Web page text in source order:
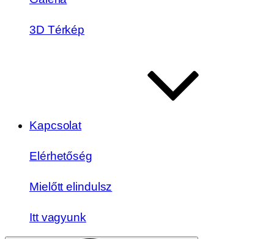
3D Térkép
Kapcsolat
Elérhetőség
Mielőtt elindulsz
Itt vagyunk